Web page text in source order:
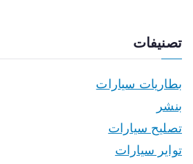
تصنيفات
بطاريات سيارات
بنشر
تصليح سيارات
تواير سيارات